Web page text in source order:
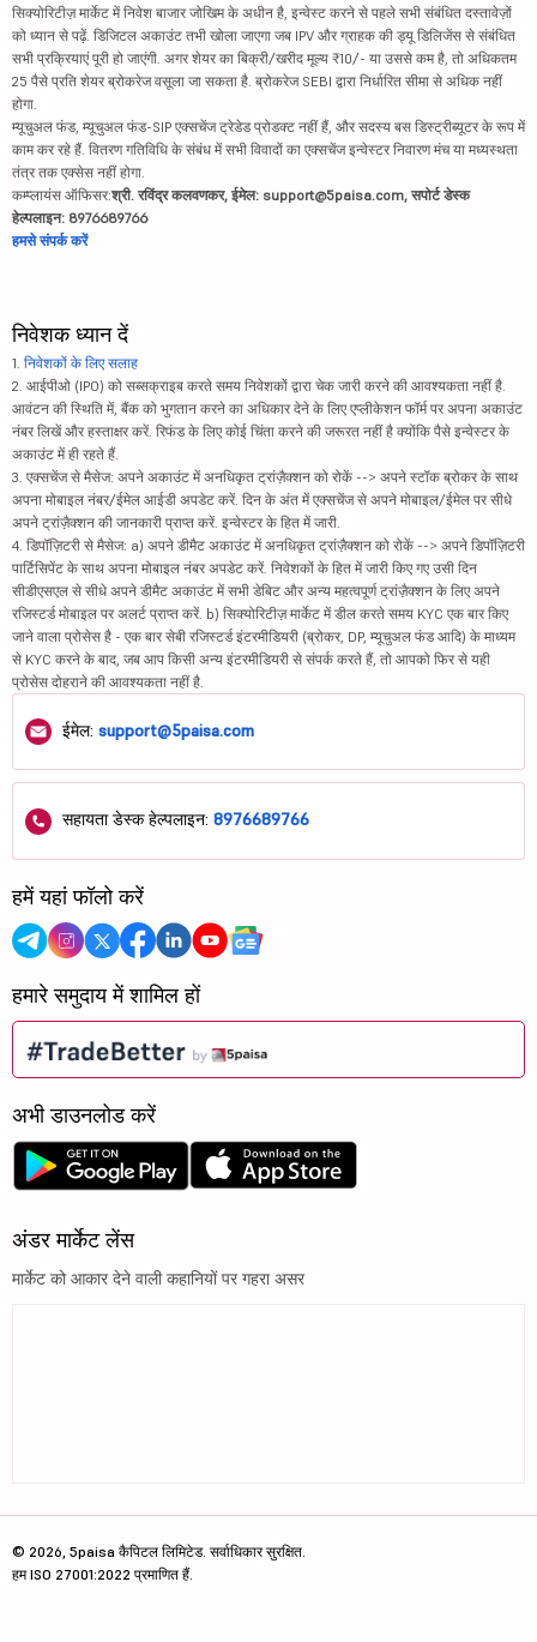
सिक्योरिटीज़ मार्केट में निवेश बाजार जोखिम के अधीन है, इन्वेस्ट करने से पहले सभी संबंधित दस्तावेज़ों
को ध्यान से पढ़ें. डिजिटल अकाउंट तभी खोला जाएगा जब IPV और ग्राहक की ड्यू डिलिजेंस से संबंधित
सभी प्रक्रियाएं पूरी हो जाएंगी. अगर शेयर का बिक्री/खरीद मूल्य ₹10/- या उससे कम है, तो अधिकतम
25 पैसे प्रति शेयर ब्रोकरेज वसूला जा सकता है. ब्रोकरेज SEBI द्वारा निर्धारित सीमा से अधिक नहीं
होगा.
म्यूचुअल फंड, म्यूचुअल फंड-SIP एक्सचेंज ट्रेडेड प्रोडक्ट नहीं हैं, और सदस्य बस डिस्ट्रीब्यूटर के रूप में
काम कर रहे हैं. वितरण गतिविधि के संबंध में सभी विवादों का एक्सचेंज इन्वेस्टर निवारण मंच या मध्यस्थता
तंत्र तक एक्सेस नहीं होगा.
कम्प्लायंस ऑफिसर:श्री. रविंद्र कलवणकर, ईमेल: support@5paisa.com, सपोर्ट डेस्क
हेल्पलाइन: 8976689766
हमसे संपर्क करें
निवेशक ध्यान दें
1. निवेशकों के लिए सलाह
2. आईपीओ (IPO) को सब्सक्राइब करते समय निवेशकों द्वारा चेक जारी करने की आवश्यकता नहीं है.
आवंटन की स्थिति में, बैंक को भुगतान करने का अधिकार देने के लिए एप्लीकेशन फॉर्म पर अपना अकाउंट
नंबर लिखें और हस्ताक्षर करें. रिफंड के लिए कोई चिंता करने की जरूरत नहीं है क्योंकि पैसे इन्वेस्टर के
अकाउंट में ही रहते हैं.
3. एक्सचेंज से मैसेज: अपने अकाउंट में अनधिकृत ट्रांज़ैक्शन को रोकें --> अपने स्टॉक ब्रोकर के साथ
अपना मोबाइल नंबर/ईमेल आईडी अपडेट करें. दिन के अंत में एक्सचेंज से अपने मोबाइल/ईमेल पर सीधे
अपने ट्रांज़ैक्शन की जानकारी प्राप्त करें. इन्वेस्टर के हित में जारी.
4. डिपॉज़िटरी से मैसेज: a) अपने डीमैट अकाउंट में अनधिकृत ट्रांज़ैक्शन को रोकें --> अपने डिपॉज़िटरी
पार्टिसिपेंट के साथ अपना मोबाइल नंबर अपडेट करें. निवेशकों के हित में जारी किए गए उसी दिन
सीडीएसएल से सीधे अपने डीमैट अकाउंट में सभी डेबिट और अन्य महत्वपूर्ण ट्रांज़ैक्शन के लिए अपने
रजिस्टर्ड मोबाइल पर अलर्ट प्राप्त करें. b) सिक्योरिटीज़ मार्केट में डील करते समय KYC एक बार किए
जाने वाला प्रोसेस है - एक बार सेबी रजिस्टर्ड इंटरमीडियरी (ब्रोकर, DP, म्यूचुअल फंड आदि) के माध्यम
से KYC करने के बाद, जब आप किसी अन्य इंटरमीडियरी से संपर्क करते हैं, तो आपको फिर से यही
प्रोसेस दोहराने की आवश्यकता नहीं है.
ईमेल: support@5paisa.com
सहायता डेस्क हेल्पलाइन: 8976689766
हमें यहां फॉलो करें
हमारे समुदाय में शामिल हों
अभी डाउनलोड करें
अंडर मार्केट लेंस
मार्केट को आकार देने वाली कहानियों पर गहरा असर
© 2026, 5paisa कैपिटल लिमिटेड. सर्वाधिकार सुरक्षित.
हम ISO 27001:2022 प्रमाणित हैं.